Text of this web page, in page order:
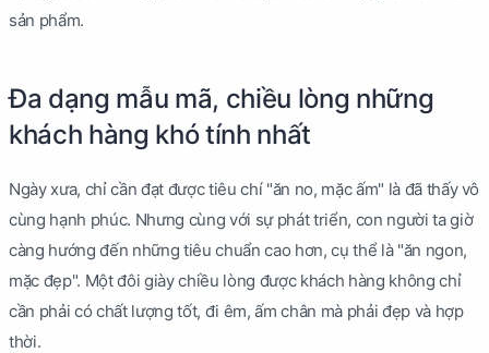
sản phẩm.
Đa dạng mẫu mã, chiều lòng những
khách hàng khó tính nhất
Ngày xưa, chỉ cần đạt được tiêu chí "ăn no, mặc ấm" là đã thấy vô
cùng hạnh phúc. Nhưng cùng với sự phát triển, con người ta giờ
càng hướng đến những tiêu chuẩn cao hơn, cụ thể là "ăn ngon,
mặc đẹp". Một đôi giày chiều lòng được khách hàng không chỉ
cần phải có chất lượng tốt, đi êm, ấm chân mà phải đẹp và hợp
thời.